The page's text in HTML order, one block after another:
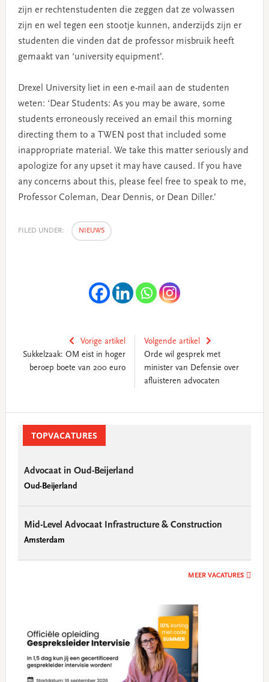
zijn er rechtenstudenten die zeggen dat ze volwassen
zijn en wel tegen een stootje kunnen, anderzijds zijn er
studenten die vinden dat de professor misbruik heeft
gemaakt van ‘university equipment’.
Drexel University liet in een e-mail aan de studenten
weten: ‘Dear Students: As you may be aware, some
students erroneously received an email this morning
directing them to a TWEN post that included some
inappropriate material. We take this matter seriously and
apologize for any upset it may have caused. If you have
any concerns about this, please feel free to speak to me,
Professor Coleman, Dear Dennis, or Dean Diller.’
FILED UNDER: NIEUWS
Vorige artikel
Sukkelzaak: OM eist in hoger
beroep boete van 200 euro
Volgende artikel
Orde wil gesprek met
minister van Defensie over
afluisteren advocaten
SidebarTOPVACATURES
Advocaat in Oud-Beijerland
Oud-Beijerland
Mid-Level Advocaat Infrastructure & Construction
Amsterdam
MEER VACATURES